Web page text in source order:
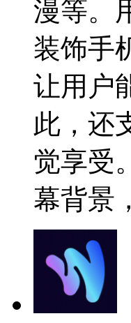
漫等。
装饰手
让用户
此，还
觉享受
幕背景